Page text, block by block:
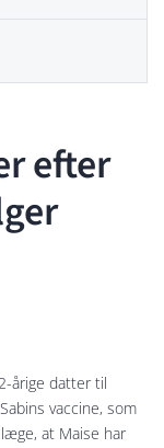
efter
årige datter til
vaccine, som
at Maise har